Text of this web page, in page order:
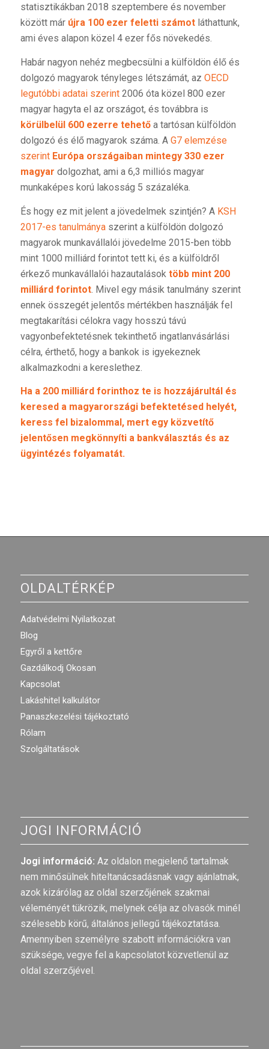
statisztikákban 2018 szeptembere és november
között már újra 100 ezer feletti számotláthattunk,
ami éves alapon közel 4 ezer fős növekedés.
Habár nagyon nehéz megbecsülni a külföldön élő és
dolgozó magyarok tényleges létszámát, az OECD
legutóbbi adatai szerint2006 óta közel 800 ezer
magyar hagyta el az országot, és továbbra is
körülbelül 600 ezerre tehetőa tartósan külföldön
dolgozó és élő magyarok száma. A G7 elemzése
szerint Európa országaiban mintegy 330 ezer
magyar dolgozhat, ami a 6,3 milliós magyar
munkaképes korú lakosság 5 százaléka.
És hogy ez mit jelent a jövedelmek szintjén? A KSH
2017-es tanulmányaszerint a külföldön dolgozó
magyarok munkavállalói jövedelme 2015-ben több
mint 1000 milliárd forintot tett ki, és a külföldről
érkező munkavállalói hazautalások több mint 200
milliárd forintot. Mivel egy másik tanulmány szerint
ennek összegét jelentős mértékben használják fel
megtakarítási célokra vagy hosszú távú
vagyonbefektetésnek tekinthető ingatlanvásárlási
célra, érthető, hogy a bankok is igyekeznek
alkalmazkodni a kereslethez.
Ha a 200 milliárd forinthoz te is hozzájárultál és
keresed a magyarországi befektetésed helyét,
keress fel bizalommal, mert egy közvetítő
jelentősen megkönnyíti a bankválasztás és az
ügyintézés folyamatát.
OLDALTÉRKÉP
Adatvédelmi Nyilatkozat
Blog
Egyről a kettőre
Gazdálkodj Okosan
Kapcsolat
Lakáshitel kalkulátor
Panaszkezelési tájékoztató
Rólam
Szolgáltatások
JOGI INFORMÁCIÓ
Jogi információ: Az oldalon megjelenő tartalmak
nem minősülnek hiteltanácsadásnak vagy ajánlatnak,
azok kizárólag az oldal szerzőjének szakmai
véleményét tükrözik, melynek célja az olvasók minél
szélesebb körű, általános jellegű tájékoztatása.
Amennyiben személyre szabott információkra van
szüksége, vegye fel a kapcsolatot közvetlenül az
oldal szerzőjével.